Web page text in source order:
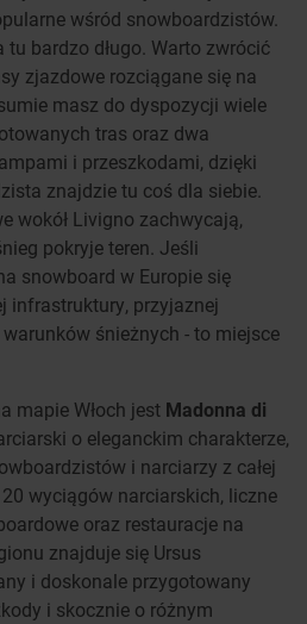
wśród snowboardzistów.
tu bardzo długo. Warto zwrócić
zjazdowe rozciągane się na
masz do dyspozycji wiele
tras oraz dwa
i przeszkodami, dzięki
znajdzie tu coś dla siebie.
wokół Livigno zachwycają,
pokryje teren. Jeśli
snowboard w Europie się
infrastruktury, przyjaznej
śnieżnych - to miejsce
mapie Włoch jest Madonna di
o eleganckim charakterze,
i narciarzy z całej
wyciągów narciarskich, liczne
oraz restauracje na
znajduje się Ursus
i doskonale przygotowany
i skocznie o różnym